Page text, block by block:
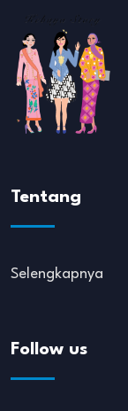
Tentang
Selengkapnya
Follow us